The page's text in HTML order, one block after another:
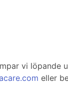
vi löpande
eller